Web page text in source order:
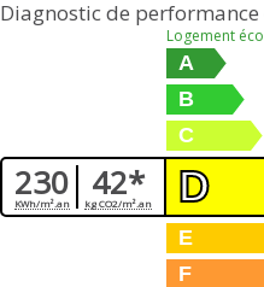
Diagnostic de
230
KWh/m².an 42*
kg CO2/m².an
Logement
A
B
C
D
E
F